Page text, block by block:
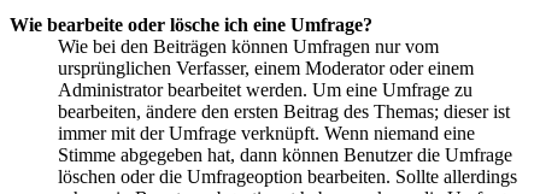
Wie bearbeite oder lösche ich eine Umfrage?
Wie bei den Beiträgen können Umfragen nur vom
ursprünglichen Verfasser, einem Moderator oder einem
Administrator bearbeitet werden. Um eine Umfrage zu
bearbeiten, ändere den ersten Beitrag des Themas; dieser ist
immer mit der Umfrage verknüpft. Wenn niemand eine
Stimme abgegeben hat, dann können Benutzer die Umfrage
löschen oder die Umfrageoption bearbeiten. Sollte allerdings